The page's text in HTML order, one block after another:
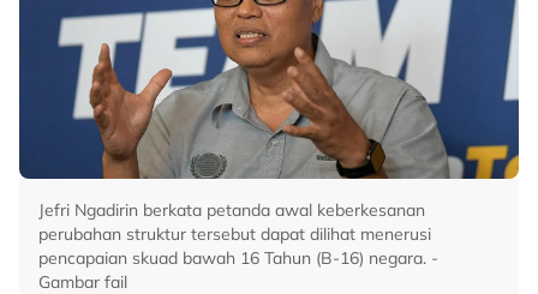
Jefri Ngadirin berkata petanda awal keberkesanan
perubahan struktur tersebut dapat dilihat menerusi
pencapaian skuad bawah 16 Tahun (B-16) negara. -
Gambar fail